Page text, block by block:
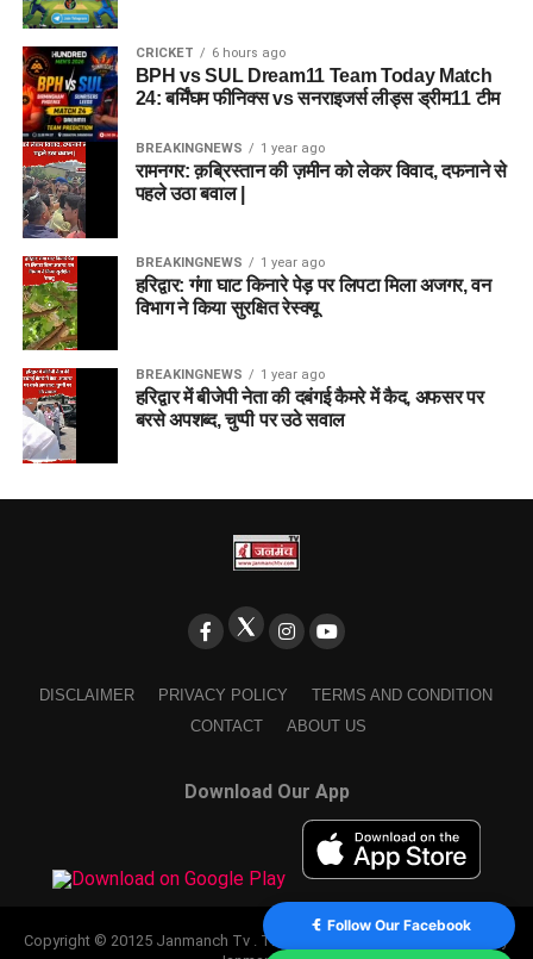
CRICKET 6 hours ago
BPH vs SUL Dream11 Team Today Match
24: बर्मिंघम फीनिक्स vs सनराइजर्स लीड्स ड्रीम11 टीम
BREAKINGNEWS 1 year ago
रामनगर: क़ब्रिस्तान की ज़मीन को लेकर विवाद, दफनाने से
पहले उठा बवाल |
BREAKINGNEWS 1 year ago
हरिद्वार: गंगा घाट किनारे पेड़ पर लिपटा मिला अजगर, वन
विभाग ने किया सुरक्षित रेस्क्यू
BREAKINGNEWS 1 year ago
हरिद्वार में बीजेपी नेता की दबंगई कैमरे में कैद, अफसर पर
बरसे अपशब्द, चुप्पी पर उठे सवाल
DISCLAIMER PRIVACY POLICY
TERMS AND CONDITION
CONTACT
ABOUT US
Download Our App
Copyright © 20125 Janmanch Tv . Theme by SSDIGIMARK. powered by
Follow Our Facebook